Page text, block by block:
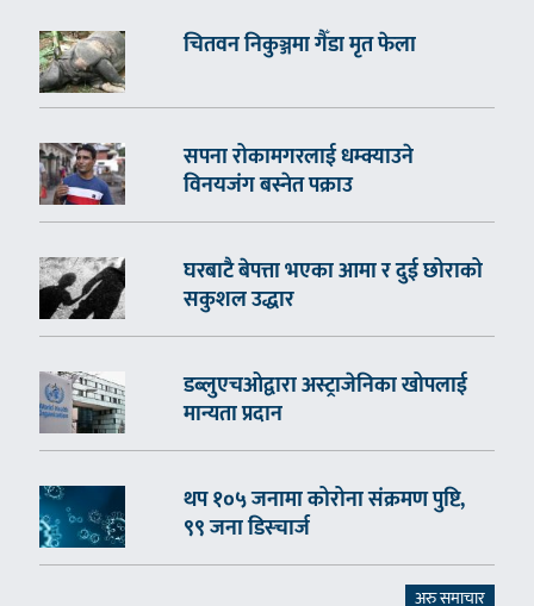
चितवन निकुञ्जमा गैँडा मृत फेला
सपना रोकामगरलाई धम्क्याउने
विनयजंग बस्नेत पक्राउ
घरबाटै बेपत्ता भएका आमा र दुई छोराको
सकुशल उद्धार
डब्लुएचओद्वारा अस्ट्राजेनिका खोपलाई
मान्यता प्रदान
थप १०५ जनामा कोरोना संक्रमण पुष्टि,
९९ जना डिस्चार्ज
अरु समाचार